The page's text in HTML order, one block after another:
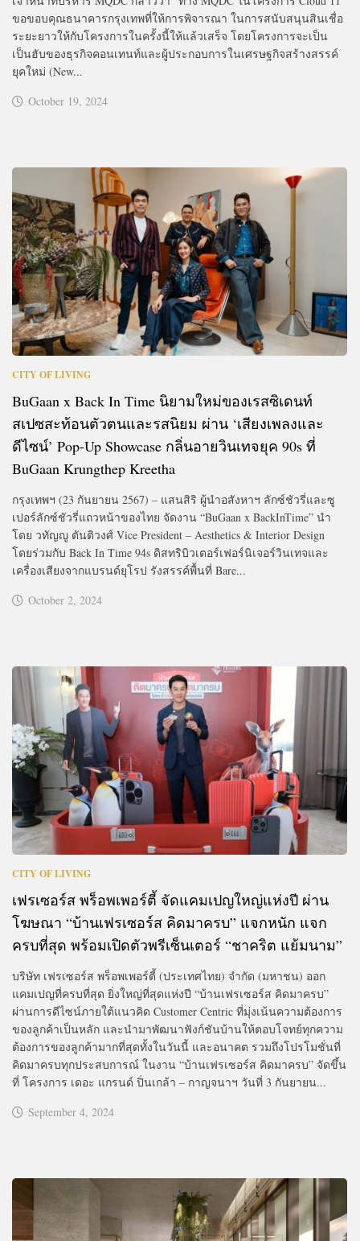
ขอขอบคุณธนาคารกรุงเทพที่ให้การพิจารณา ในการสนับสนุนสินเชื่อ
ระยะยาวให้กับโครงการในครั้งนี้ให้แล้วเสร็จ โดยโครงการจะเป็น
เป็นฮับของธุรกิจคอนเทนท์และผู้ประกอบการในเศรษฐกิจสร้างสรรค์
ยุคใหม่ (New...
October 19, 2024
CITY OF LIVING
BuGaan x Back In Time นิยามใหม่ของเรสซิเดนท์
สเปซสะท้อนตัวตนและรสนิยม ผ่าน ‘เสียงเพลงและ
ดีไซน์’ Pop-Up Showcase กลิ่นอายวินเทจยุค 90s ที่
BuGaan Krungthep Kreetha
กรุงเทพฯ (23 กันยายน 2567) – แสนสิริ ผู้นำอสังหาฯ ลักซ์ชัวรี่และซู
เปอร์ลักซ์ชัวรี่แถวหน้าของไทย จัดงาน “BuGaan x BackInTime” นำ
โดย วทัญญู ตันติวงศ์ Vice President – Aesthetics & Interior Design
โดยร่วมกับ Back In Time 94s ดิสทริบิวเตอร์เฟอร์นิเจอร์วินเทจและ
เครื่องเสียงจากแบรนด์ยุโรป รังสรรค์พื้นที่ Bare...
October 2, 2024
CITY OF LIVING
เฟรเซอร์ส พร็อพเพอร์ตี้ จัดแคมเปญใหญ่แห่งปี ผ่าน
โฆษณา “บ้านเฟรเซอร์ส คิดมาครบ” แจกหนัก แจก
ครบที่สุด พร้อมเปิดตัวพรีเซ็นเตอร์ “ชาคริต แย้มนาม”
บริษัท เฟรเซอร์ส พร็อพเพอร์ตี้ (ประเทศไทย) จำกัด (มหาชน) ออก
แคมเปญที่ครบที่สุด ยิ่งใหญ่ที่สุดแห่งปี “บ้านเฟรเซอร์ส คิดมาครบ”
ผ่านการดีไซน์ภายใต้แนวคิด Customer Centric ที่มุ่งเน้นความต้องการ
ของลูกค้าเป็นหลัก และนำมาพัฒนาฟังก์ชันบ้านให้ตอบโจทย์ทุกความ
ต้องการของลูกค้ามากที่สุดทั้งในวันนี้ และอนาคต รวมถึงโปรโมชั่นที่
คิดมาครบทุกประสบการณ์ ในงาน “บ้านเฟรเซอร์ส คิดมาครบ” จัดขึ้น
ที่ โครงการ เดอะ แกรนด์ ปิ่นเกล้า – กาญจนาฯ วันที่ 3 กันยายน...
September 4, 2024